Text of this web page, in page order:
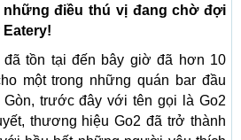
những điều thú vị đang chờ đợi
Eatery!
đã tồn tại đến bây giờ đã hơn 10
một trong những quán bar đầu
trước đây với tên gọi là Go2
thương hiệu Go2 đã trở thành